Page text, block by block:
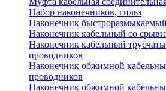
Набор наконечников, гильз
Наконечник быстроразмыкаемый
Наконечник кабельный со
Наконечник кабельный
проводников
Наконечник обжимной
проводников
Наконечник обжимной